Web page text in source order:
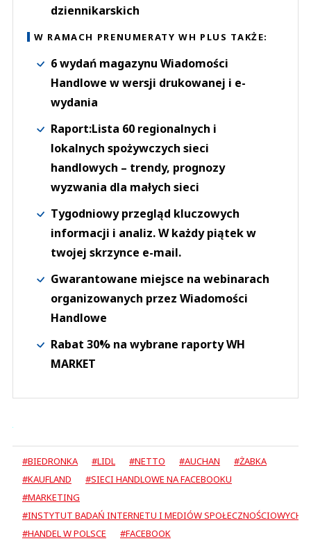
dziennikarskich
W RAMACH PRENUMERATY WH PLUS TAKŻE:
6 wydań magazynu Wiadomości
Handlowe w wersji drukowanej i e-
wydania
Raport:Lista 60 regionalnych i
lokalnych spożywczych sieci
handlowych – trendy, prognozy
wyzwania dla małych sieci
Tygodniowy przegląd kluczowych
informacji i analiz. W każdy piątek w
twojej skrzynce e-mail.
Gwarantowane miejsce na webinarach
organizowanych przez Wiadomości
Handlowe
Rabat 30% na wybrane raporty WH
MARKET
#BIEDRONKA #LIDL #NETTO #AUCHAN
#ŻABKA
#KAUFLAND
#SIECI HANDLOWE NA FACEBOOKU
#MARKETING
#INSTYTUT BADAŃ INTERNETU I MEDIÓW SPOŁECZNOŚCIOWYCH
#HANDEL W POLSCE
#FACEBOOK